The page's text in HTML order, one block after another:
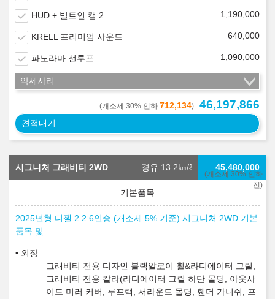
HUD + 빌트인 캠 2 1,190,000
KRELL 프리미엄 사운드 640,000
파노라마 선루프 1,090,000
악세사리
(개소세 30% 인하 712,134) 46,197,866
견적내기
시그니처 그래비티 2WD 경유 13.2㎞/ℓ
(개소세 30% 인하
전)
45,480,000
2025년형 디젤 2.2 6인승 (개소세 5% 기준) 시그니처 2WD 기본
품목 및
외장
그래비티 전용 디자인 블랙알로이 휠&라디에이터 그릴,
그래비티 전용 칼라(라디에이터 그릴 하단 몰딩, 아웃사
이드 미러 커버, 루프랙, 서라운드 몰딩, 휀더 가니쉬, 프